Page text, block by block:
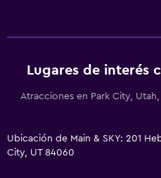
Lugares de interés
Atracciones en Park City,
Ubicación de Main & SKY: 201
City, UT 84060